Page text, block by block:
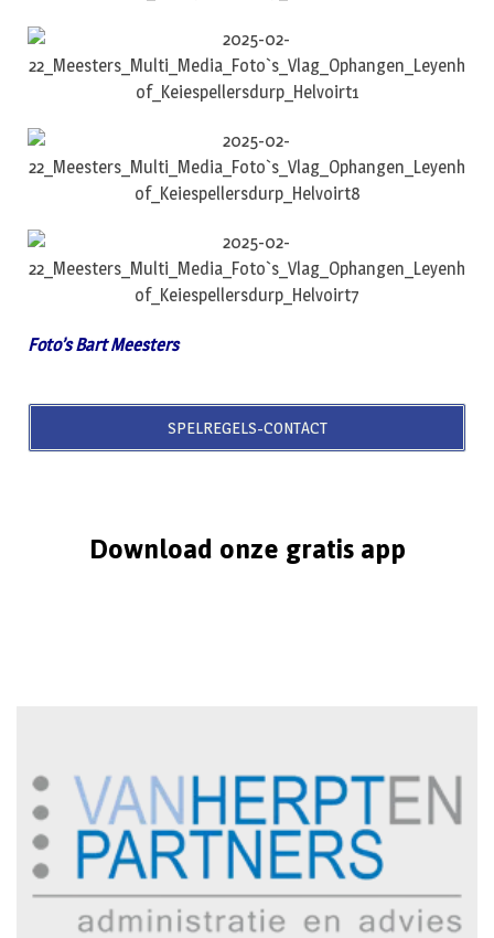
Foto’s Bart Meesters
SPELREGELS-CONTACT
Download onze gratis app